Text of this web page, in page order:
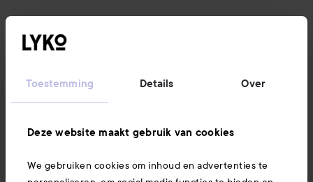
Toestemming Details Over
Deze website maakt gebruik van cookies
We gebruiken cookies om inhoud en advertenties te
Informatie
Ook interessant
Download hier onze app